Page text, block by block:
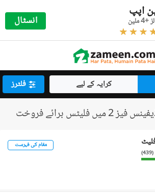
اپپ
ملین انسٹال
کرایہ کے لیے فلٹرز
(
439
)
مقام کی فہرست